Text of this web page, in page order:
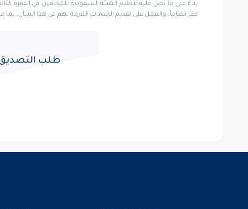
مقر نظاماً، والعمل على تقديم الخدمات اللازمة لهم في هذا الشأن، بما
طلب التصديق